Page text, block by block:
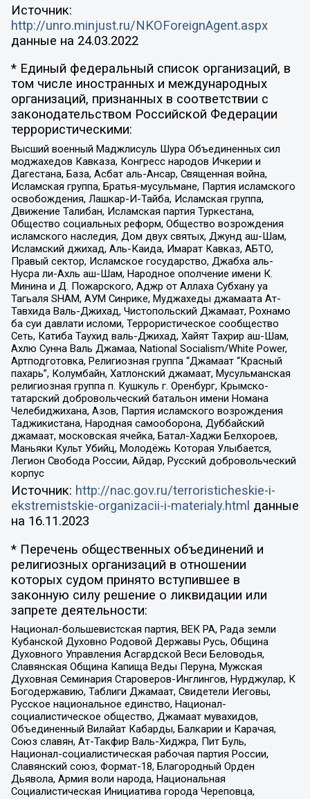
Источник:
http://unro.minjust.ru/NKOForeignAgent.aspx
данные на 24.03.2022
* Единый федеральный список организаций, в
том числе иностранных и международных
организаций, признанных в соответствии с
законодательством Российской Федерации
террористическими:
Высший военный Маджлисуль Шура Объединенных сил
моджахедов Кавказа, Конгресс народов Ичкерии и
Дагестана, База, Асбат аль-Ансар, Священная война,
Исламская группа, Братья-мусульмане, Партия исламского
освобождения, Лашкар-И-Тайба, Исламская группа,
Движение Талибан, Исламская партия Туркестана,
Общество социальных реформ, Общество возрождения
исламского наследия, Дом двух святых, Джунд аш-Шам,
Исламский джихад, Аль-Каида, Имарат Кавказ, АБТО,
Правый сектор, Исламское государство, Джабха аль-
Нусра ли-Ахль аш-Шам, Народное ополчение имени К.
Минина и Д. Пожарского, Аджр от Аллаха Субхану уа
Тагьаля SHAM, АУМ Синрике, Муджахеды джамаата Ат-
Тавхида Валь-Джихад, Чистопольский Джамаат, Рохнамо
ба суи давлати исломи, Террористическое сообщество
Сеть, Катиба Таухид валь-Джихад, Хайят Тахрир аш-Шам,
Ахлю Сунна Валь Джамаа, National Socialism/White Power,
Артподготовка, Религиозная группа “Джамаат “Красный
пахарь”, Колумбайн, Хатлонский джамаат, Мусульманская
религиозная группа п. Кушкуль г. Оренбург, Крымско-
татарский добровольческий батальон имени Номана
Челебиджихана, Азов, Партия исламского возрождения
Таджикистана, Народная самооборона, Дуббайский
джамаат, московская ячейка, Батал-Хаджи Белхороев,
Маньяки Культ Убийц, Молодёжь Которая Улыбается,
Легион Свобода России, Айдар, Русский добровольческий
корпус
Источник: http://nac.gov.ru/terroristicheskie-i-
ekstremistskie-organizacii-i-materialy.html данные
на 16.11.2023
* Перечень общественных объединений и
религиозных организаций в отношении
которых судом принято вступившее в
законную силу решение о ликвидации или
запрете деятельности:
Национал-большевистская партия, ВЕК РА, Рада земли
Кубанской Духовно Родовой Державы Русь, Община
Духовного Управления Асгардской Веси Беловодья,
Славянская Община Капища Веды Перуна, Мужская
Духовная Семинария Староверов-Инглингов, Нурджулар, К
Богодержавию, Таблиги Джамаат, Свидетели Иеговы,
Русское национальное единство, Национал-
социалистическое общество, Джамаат мувахидов,
Объединенный Вилайат Кабарды, Балкарии и Карачая,
Союз славян, Ат-Такфир Валь-Хиджра, Пит Буль,
Национал-социалистическая рабочая партия России,
Славянский союз, Формат-18, Благородный Орден
Дьявола, Армия воли народа, Национальная
Социалистическая Инициатива города Череповца,